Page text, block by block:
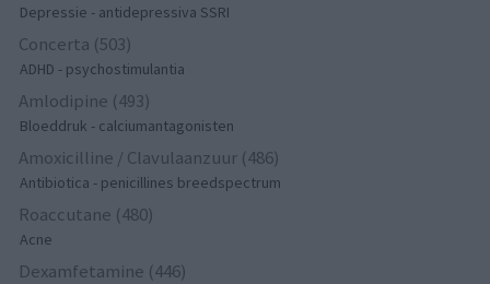
Depressie - antidepressiva SSRI
Concerta (503)
ADHD - psychostimulantia
Amlodipine (493)
Bloeddruk - calciumantagonisten
Amoxicilline / Clavulaanzuur (486)
Antibiotica - penicillines breedspectrum
Roaccutane (480)
Acne
Dexamfetamine (446)